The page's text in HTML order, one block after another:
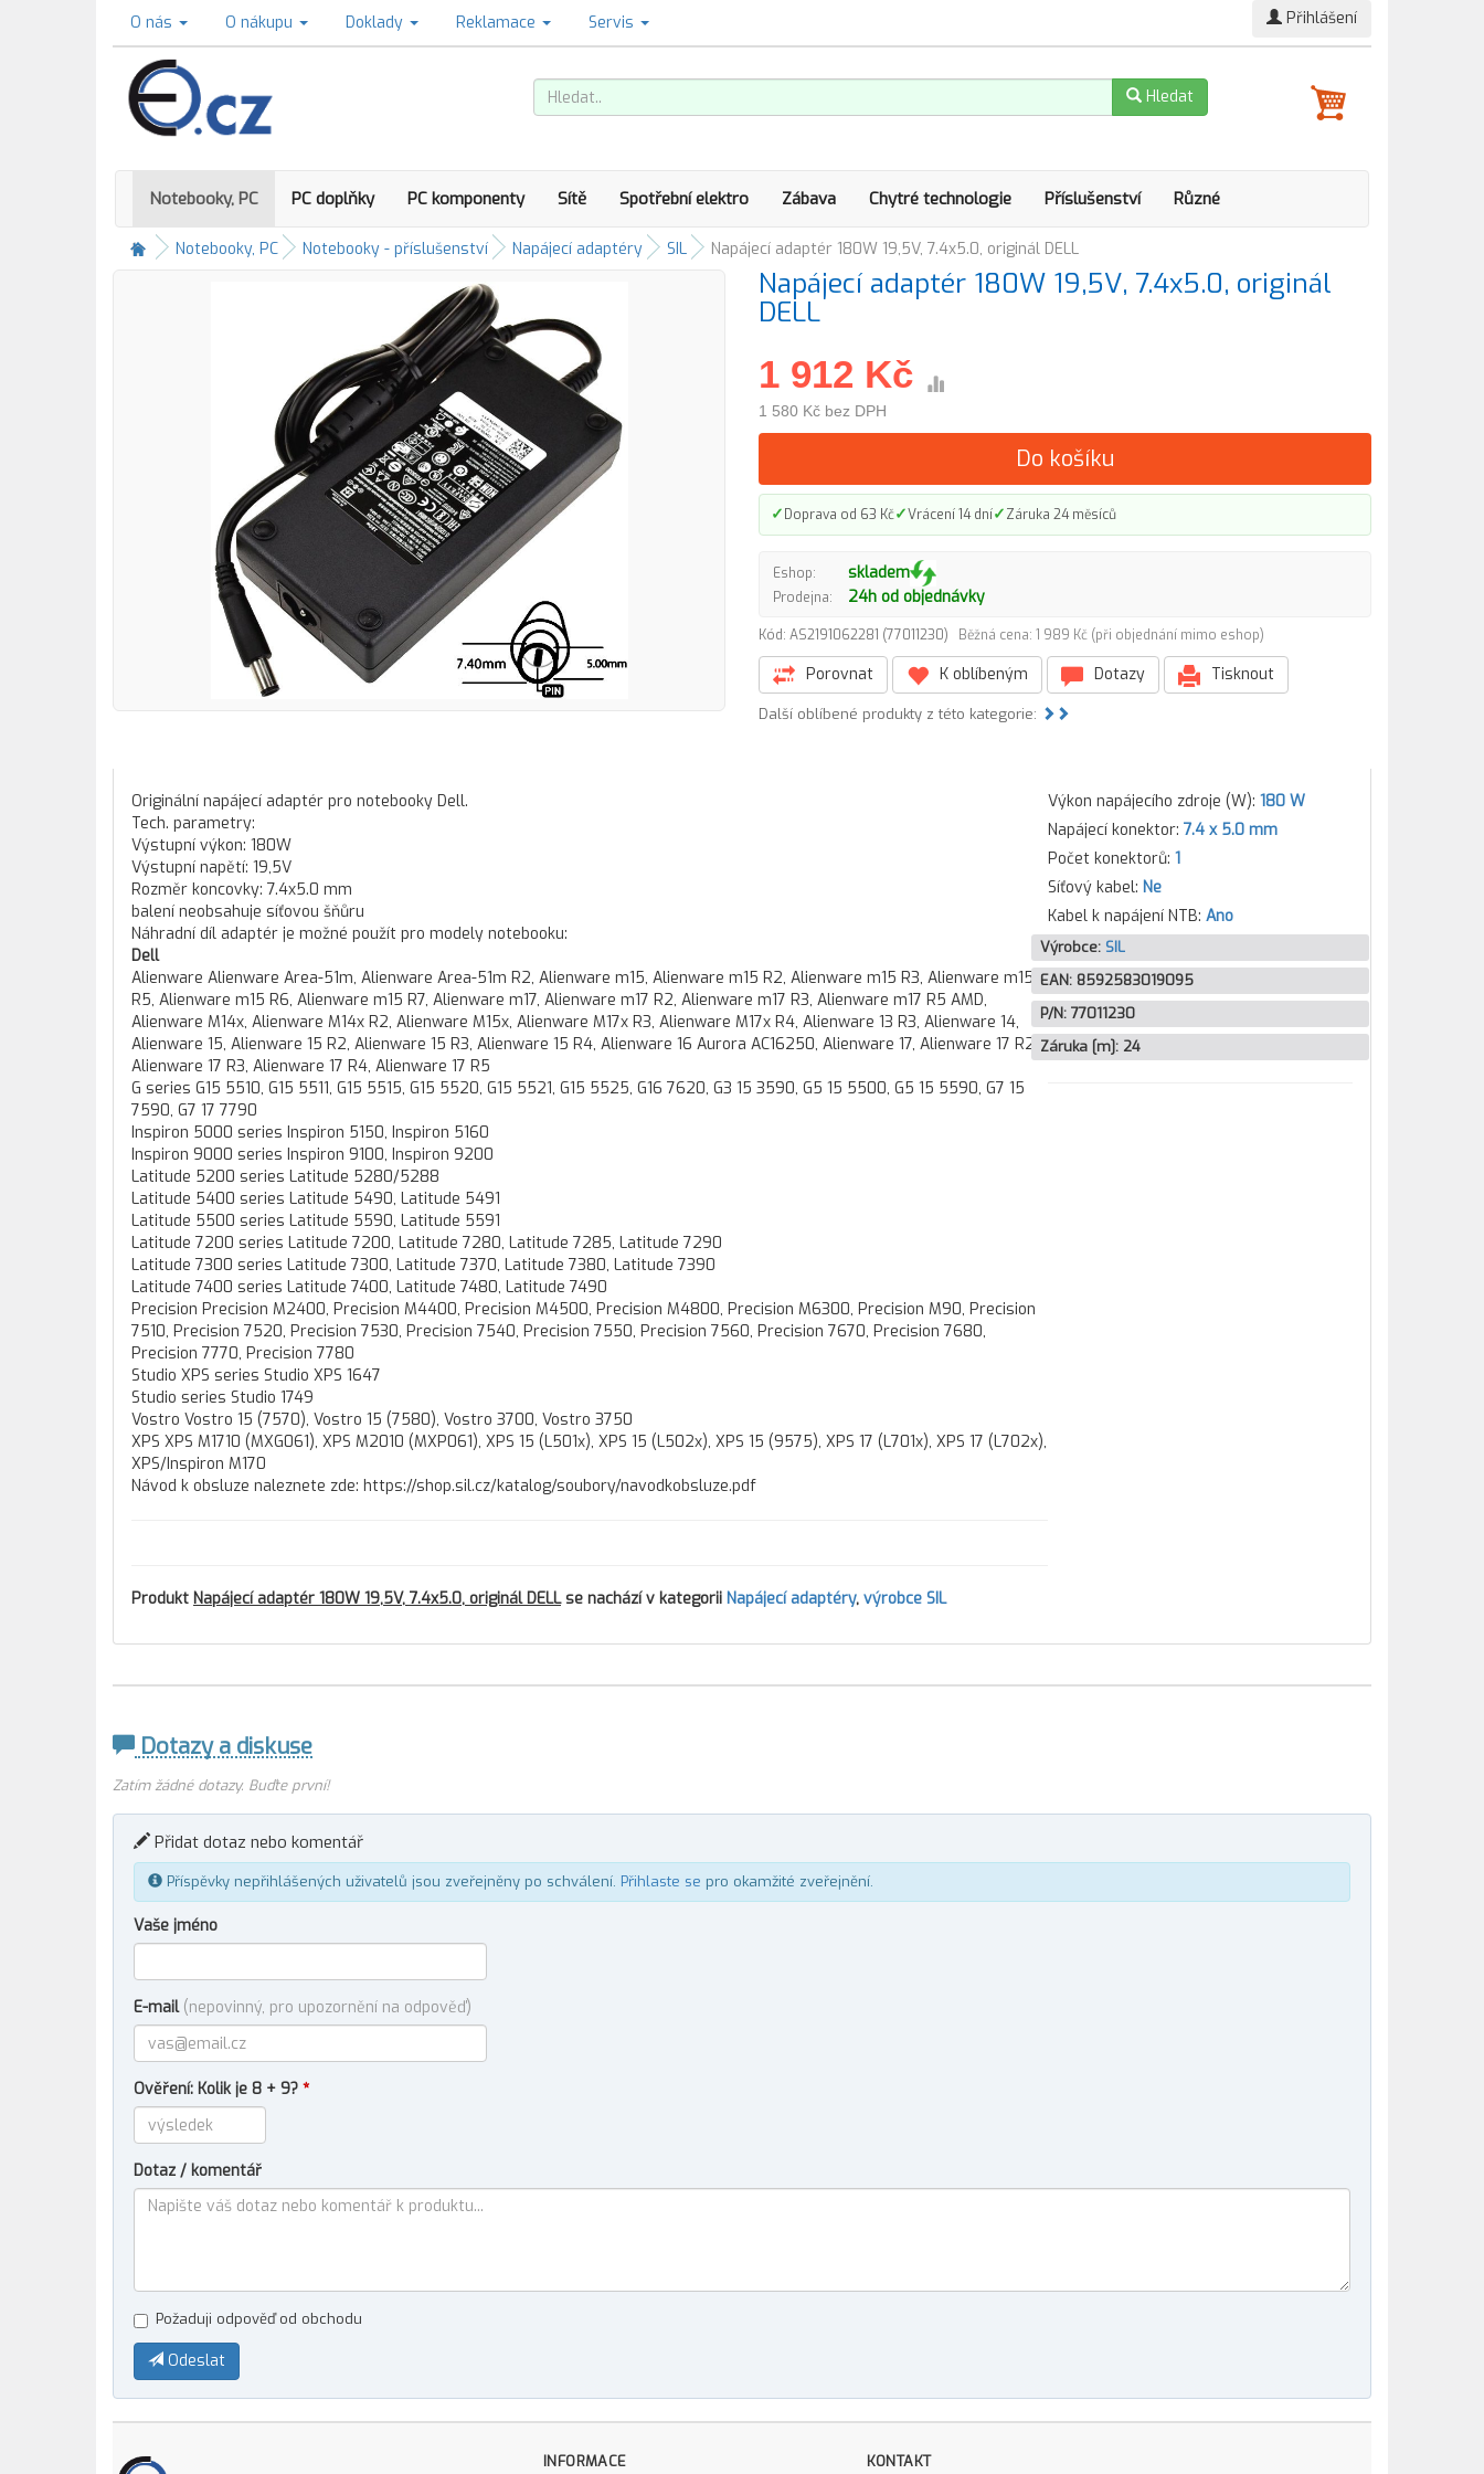
O nás O nákupu Doklady Reklamace Servis Přihlášení
Hledat
Notebooky, PC PC doplňky PC komponenty Sítě Spotřební elektro Zábava Chytré technologie Příslušenství Různé
Notebooky, PC Notebooky - příslušenství Napájecí adaptéry SIL Napájecí adaptér 180W 19,5V, 7.4x5.0, originál DELL
Napájecí adaptér 180W 19,5V, 7.4x5.0, originál
DELL
1 912 Kč
1 580 Kč bez DPH
Do košíku
✓Doprava od 63 Kč✓Vrácení 14 dní✓Záruka 24 měsíců
Eshop: skladem
Prodejna: 24h od objednávky
Kód: AS2191062281 (77011230) Běžná cena: 1 989 Kč (při objednání mimo eshop)
Porovnat K oblíbeným Dotazy Tisknout
Další oblíbené produkty z této kategorie:
Originální napájecí adaptér pro notebooky Dell.
Tech. parametry:
Výstupní výkon: 180W
Výstupní napětí: 19,5V
Rozměr koncovky: 7.4x5.0 mm
balení neobsahuje síťovou šňůru
Náhradní díl adaptér je možné použít pro modely notebooku:
Dell
Alienware Alienware Area-51m, Alienware Area-51m R2, Alienware m15, Alienware m15 R2, Alienware m15 R3, Alienware m15
R5, Alienware m15 R6, Alienware m15 R7, Alienware m17, Alienware m17 R2, Alienware m17 R3, Alienware m17 R5 AMD,
Alienware M14x, Alienware M14x R2, Alienware M15x, Alienware M17x R3, Alienware M17x R4, Alienware 13 R3, Alienware 14,
Alienware 15, Alienware 15 R2, Alienware 15 R3, Alienware 15 R4, Alienware 16 Aurora AC16250, Alienware 17, Alienware 17 R2,
Alienware 17 R3, Alienware 17 R4, Alienware 17 R5
G series G15 5510, G15 5511, G15 5515, G15 5520, G15 5521, G15 5525, G16 7620, G3 15 3590, G5 15 5500, G5 15 5590, G7 15
7590, G7 17 7790
Inspiron 5000 series Inspiron 5150, Inspiron 5160
Inspiron 9000 series Inspiron 9100, Inspiron 9200
Latitude 5200 series Latitude 5280/5288
Latitude 5400 series Latitude 5490, Latitude 5491
Latitude 5500 series Latitude 5590, Latitude 5591
Latitude 7200 series Latitude 7200, Latitude 7280, Latitude 7285, Latitude 7290
Latitude 7300 series Latitude 7300, Latitude 7370, Latitude 7380, Latitude 7390
Latitude 7400 series Latitude 7400, Latitude 7480, Latitude 7490
Precision Precision M2400, Precision M4400, Precision M4500, Precision M4800, Precision M6300, Precision M90, Precision
7510, Precision 7520, Precision 7530, Precision 7540, Precision 7550, Precision 7560, Precision 7670, Precision 7680,
Precision 7770, Precision 7780
Studio XPS series Studio XPS 1647
Studio series Studio 1749
Vostro Vostro 15 (7570), Vostro 15 (7580), Vostro 3700, Vostro 3750
XPS XPS M1710 (MXG061), XPS M2010 (MXP061), XPS 15 (L501x), XPS 15 (L502x), XPS 15 (9575), XPS 17 (L701x), XPS 17 (L702x),
XPS/Inspiron M170
Návod k obsluze naleznete zde: https://shop.sil.cz/katalog/soubory/navodkobsluze.pdf
Produkt Napájecí adaptér 180W 19,5V, 7.4x5.0, originál DELLse nachází v kategorii Napájecí adaptéry, výrobce SIL
Výkon napájecího zdroje (W): 180 W
Napájecí konektor: 7.4 x 5.0 mm
Počet konektorů: 1
Síťový kabel: Ne
Kabel k napájení NTB: Ano
Výrobce: SIL
EAN: 8592583019095
P/N: 77011230
Záruka [m]: 24
Dotazy a diskuse
Zatím žádné dotazy. Buďte první!
Přidat dotaz nebo komentář
Příspěvky nepřihlášených uživatelů jsou zveřejněny po schválení. Přihlaste se pro okamžité zveřejnění.
Vaše jméno
E-mail (nepovinný, pro upozornění na odpověď)
Ověření: Kolik je 8 + 9? *
Dotaz / komentář
Požaduji odpověď od obchodu
Odeslat
INFORMACE KONTAKT